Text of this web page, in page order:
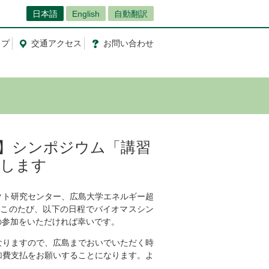
日本語 English 自動翻訳
交通アクセス お問い合わせ
シンポジウム「講習
ます
研究センター、広島大学エネルギー超
のたび、以下の日程でバイオマスシン
加をいただければ幸いです。
ますので、広島までおいでいただく時
支払をお願いすることになります。よ